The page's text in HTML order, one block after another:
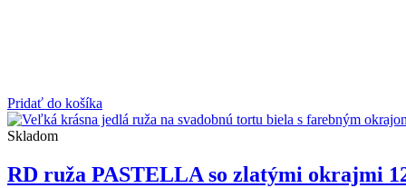
Pridať do košíka
Skladom
RD ruža PASTELLA so zlatými okrajmi